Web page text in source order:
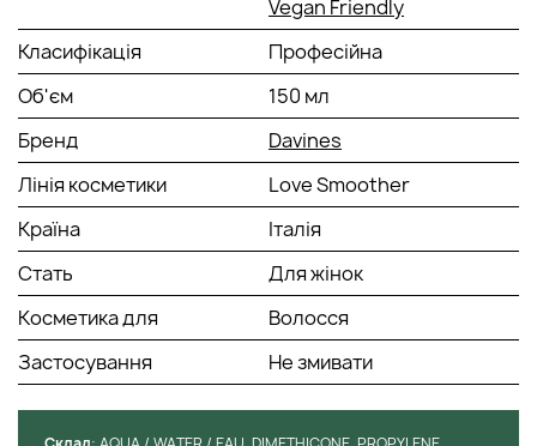
Vegan Friendly
Класифікація
Професійна
Об'єм
150 мл
Бренд
Davines
Лінія косметики
Love Smoother
Країна
Італія
Стать
Для жінок
Косметика для
Волосся
Застосування
Не змивати